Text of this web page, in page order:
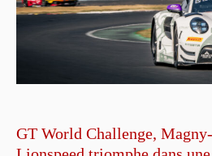
GT World Challenge,